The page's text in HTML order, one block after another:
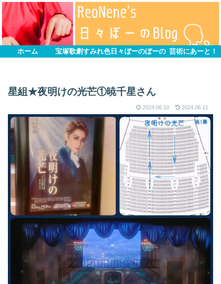
ホーム 宝塚歌劇すみれ色日々ぼーのぼーの 芸術にあーと！
星組★夜明けの光芒①暁千星さん
2024.06.10 2024.06.11